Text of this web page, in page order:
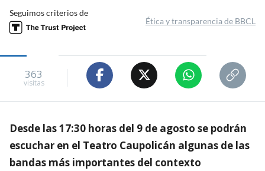
Seguimos criterios de
Ética y transparencia de BBCL
363
visitas
Desde las 17:30 horas del 9 de agosto se podrán
escuchar en el Teatro Caupolicán algunas de las
bandas más importantes del contexto